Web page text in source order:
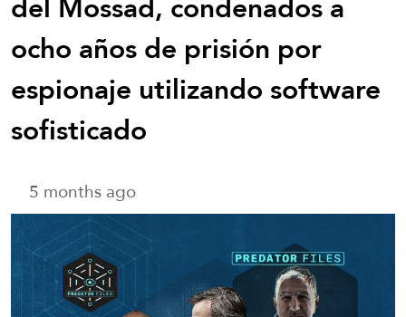
ocho años de prisión por
espionaje utilizando software
sofisticado
5 months ago